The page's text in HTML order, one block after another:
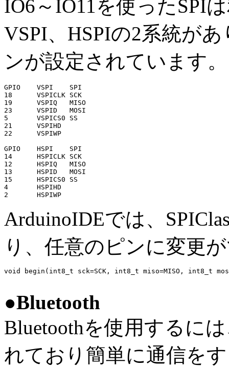
IO6～IO11を使ったSPI
VSPI、HSPIの2系統が
ンが設定されています。
GPIO	VSPI	SPI
18	VSPICLK	SCK
19	VSPIQ	MISO
23	VSPID	MOSI
5	VSPICS0	SS
21	VSPIHD
22	VSPIWP
GPIO	HSPI	SPI
14	HSPICLK	SCK
12	HSPIQ	MISO
13	HSPID	MOSI
15	HSPICS0	SS
4	HSPIHD
ArduinoIDEでは、
り、任意のピンに変更
void begin(int8_t sck=SCK, int8_t miso=MISO, int8_t
●Bluetooth
Bluetoothを使用するに
れており簡単に通信を